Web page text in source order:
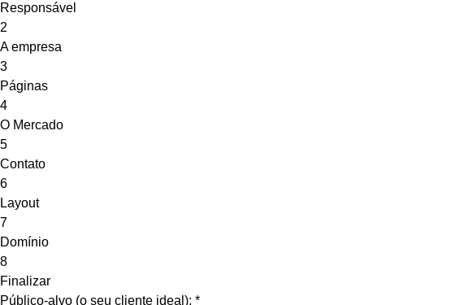
Responsável
2
A empresa
3
Páginas
4
O Mercado
5
Contato
6
Layout
7
Domínio
8
Finalizar
Público-alvo (o seu cliente ideal): *